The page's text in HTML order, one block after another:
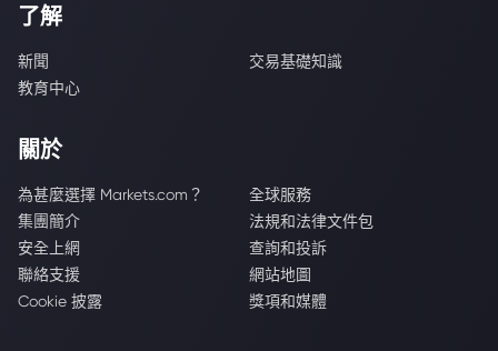
了解
新聞
交易基礎知識
教育中心
關於
為甚麼選擇 Markets.com？
全球服務
集團簡介
法規和法律文件包
安全上網
查詢和投訴
聯絡支援
網站地圖
Cookie 披露
獎項和媒體